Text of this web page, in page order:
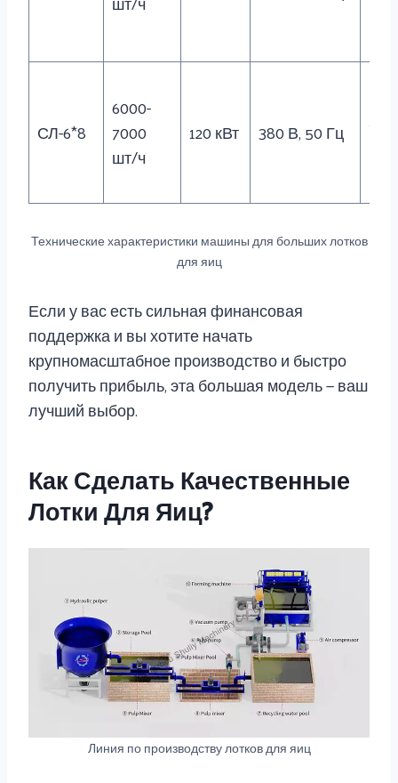
СЛ-6*8
6000-
7000
шт/ч
120 кВт 380 В, 50 Гц
Технические характеристики машины для больших лотков
для яиц
Если у вас есть сильная финансовая
поддержка и вы хотите начать
крупномасштабное производство и быстро
получить прибыль, эта большая модель — ваш
лучший выбор.
Как Сделать Качественные
Лотки Для Яиц?
Линия по производству лотков для яиц